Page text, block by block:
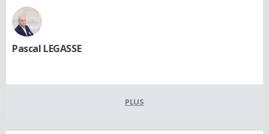
Pascal LEGASSE
PLUS